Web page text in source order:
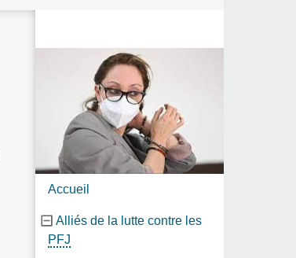
Accueil
Alliés de la lutte contre les
PFJ